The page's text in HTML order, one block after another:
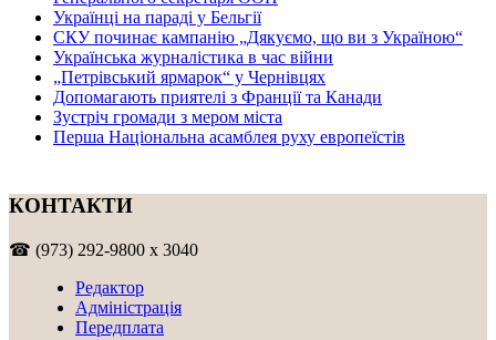
Українці на параді у Бельгії
СКУ починає кампанію „Дякуємо, що ви з Україною“
Українська журналістика в час війни
„Петрівський ярмарок“ у Чернівцях
Допомагають приятелі з Франції та Канади
Зустріч громади з мером міста
Перша Національна асамблея руху европеїстів
КОНТАКТИ
☎ (973) 292-9800 x 3040
Редактор
Адміністрація
Передплата